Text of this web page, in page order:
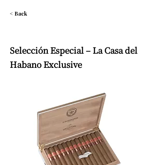
< Back
Selección Especial – La Casa del
Habano Exclusive